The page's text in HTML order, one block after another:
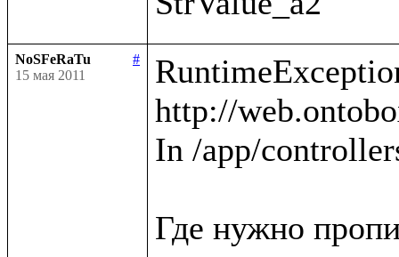
NoSFeRaTu
#
15 мая 2011
http://
In /app/
Где нужно